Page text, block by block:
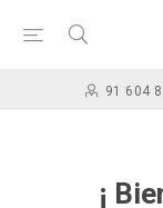
91 604
¡